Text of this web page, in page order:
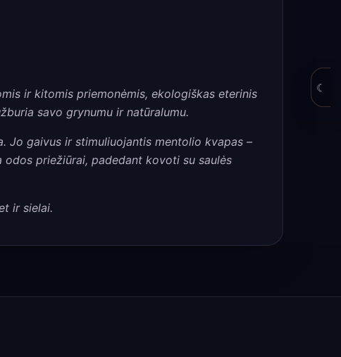
ir kitomis priemonėmis, ekologiškas eterinis
savo grynumu ir natūralumu.
Jo gaivus ir stimuliuojantis mentolio kvapas –
priežiūrai, padedant kovoti su saulės
ir sielai.
☾